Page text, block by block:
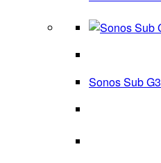
Sonos Sub G3